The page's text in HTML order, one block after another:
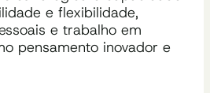
e flexibilidade,
e trabalho em
pensamento inovador e